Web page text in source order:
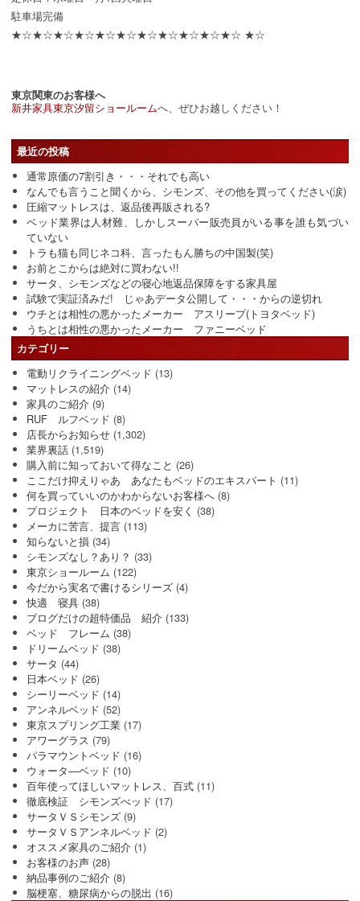
駐車場完備
★☆★☆★☆★☆★☆★☆★☆★☆★☆★☆★☆ ★☆
東京関東のお客様へ
新井家具東京汐留ショールームへ、ぜひお越しください！
最近の投稿
通常原価の7割引き・・・それでも高い
なんでも言うこと聞くから、シモンズ、その他を買ってください(涙)
圧縮マットレスは、返品後再販される?
ベッド業界は人材難、しかしスーパー販売員がいる事を誰も気づい
ていない
トラも猫も同じネコ科、言ったもん勝ちの中国製(笑)
お前とこからは絶対に買わない!!
サータ、シモンズなどの寝心地返品保障をする家具屋
試験で実証済みだ! じゃあデータ公開して・・・からの逆切れ
ウチとは相性の悪かったメーカー アスリープ(トヨタベッド)
うちとは相性の悪かったメーカー ファニーベッド
カテゴリー
電動リクライニングベッド (13)
マットレスの紹介 (14)
家具のご紹介 (9)
RUF ルフベッド (8)
店長からお知らせ (1,302)
業界裏話 (1,519)
購入前に知っておいて得なこと (26)
ここだけ抑えりゃあ あなたもベッドのエキスパート (11)
何を買っていいのかわからないお客様へ (8)
プロジェクト 日本のベッドを安く (38)
メーカに苦言、提言 (113)
知らないと損 (34)
シモンズなし？あり？ (33)
東京ショールーム (122)
今だから実名で書けるシリーズ (4)
快適 寝具 (38)
ブログだけの超特価品 紹介 (133)
ベッド フレーム (38)
ドリームベッド (38)
サータ (44)
日本ベッド (26)
シーリーベッド (14)
アンネルベッド (52)
東京スプリング工業 (17)
アワーグラス (79)
パラマウントベッド (16)
ウォータ―ベッド (10)
百年使ってほしいマットレス、百式 (11)
徹底検証 シモンズべッド (17)
サータＶＳシモンズ (9)
サータＶＳアンネルベッド (2)
オススメ家具のご紹介 (1)
お客様のお声 (28)
納品事例のご紹介 (8)
脳梗塞、糖尿病からの脱出 (16)